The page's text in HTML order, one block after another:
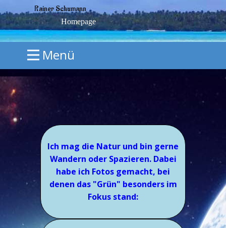
Homepage
Rainer Schumann
Menü
Ich mag die Natur und bin gerne
Wandern oder Spazieren. Dabei
habe ich Fotos gemacht, bei
denen das "Grün" besonders im
Fokus stand: